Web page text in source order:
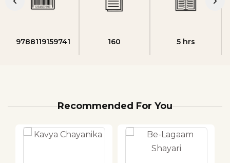
9788119159741 160 5 hrs
Recommended For You